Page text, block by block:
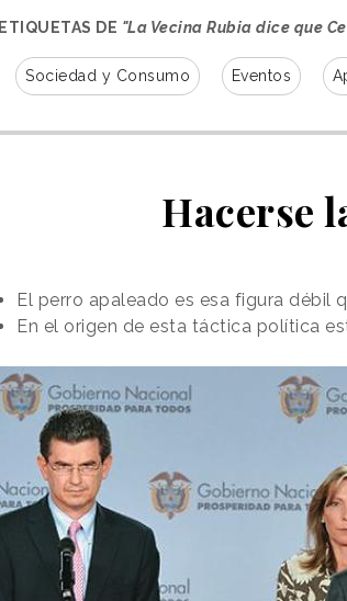
ETIQUETAS DE "La Vecina Rubia dice que
Sociedad y Consumo Eventos
Hacerse
El perro apaleado es esa figura débil
En el origen de esta táctica política